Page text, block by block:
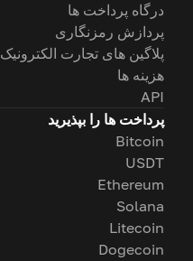
درگاه پرداخت ها
پردازش رمزنگاری
پلاگین های تجارت الکترونیک
هزینه ها
API
پرداخت ها را بپذیرید
Bitcoin
USDT
Ethereum
Solana
Litecoin
Dogecoin